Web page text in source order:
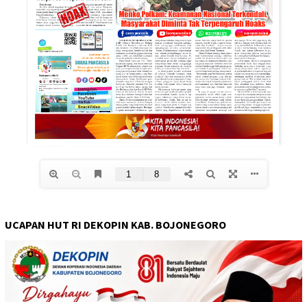
UCAPAN HUT RI DEKOPIN KAB. BOJONEGORO